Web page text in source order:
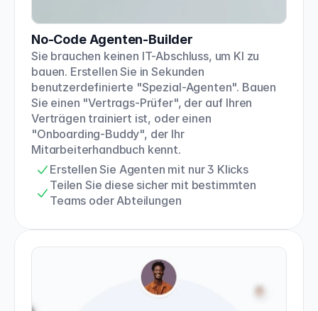
No-Code Agenten-Builder
Sie brauchen keinen IT-Abschluss, um KI zu
bauen. Erstellen Sie in Sekunden
benutzerdefinierte "Spezial-Agenten". Bauen
Sie einen "Vertrags-Prüfer", der auf Ihren
Verträgen trainiert ist, oder einen
"Onboarding-Buddy", der Ihr
Mitarbeiterhandbuch kennt.
Erstellen Sie Agenten mit nur 3 Klicks
Teilen Sie diese sicher mit bestimmten
Teams oder Abteilungen